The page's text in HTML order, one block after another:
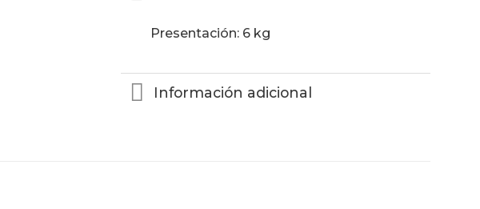
Presentación: 6 kg
Información adicional